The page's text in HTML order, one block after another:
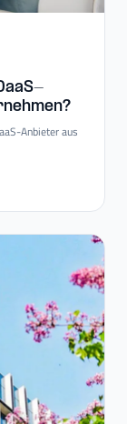
Anbieter aus